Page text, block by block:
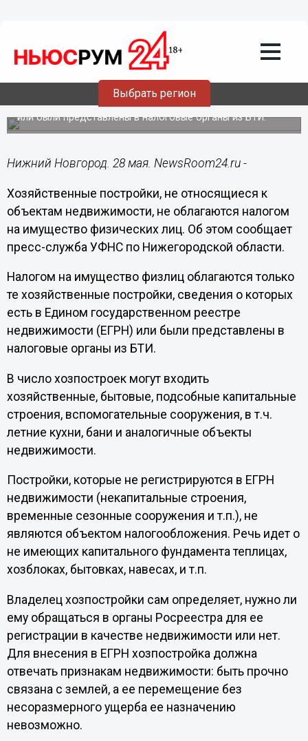
Выбрать регион
объектам недвижимости, не
облагаются налогом на имущество
физлиц
Налогом на имущество физлиц облагаются только те
хозяйственные постройки, сведения о которых есть в
Едином государственном реестре недвижимости (ЕГРН)
или были представлены в налоговые органы из БТИ.
Нижний Новгород. 28 мая. NewsRoom24.ru -
Хозяйственные постройки, не относящиеся к
объектам недвижимости, не облагаются налогом
на имущество физических лиц. Об этом сообщает
пресс-служба УФНС по Нижегородской области.
Налогом на имущество физлиц облагаются только
те хозяйственные постройки, сведения о которых
есть в Едином государственном реестре
недвижимости (ЕГРН) или были представлены в
налоговые органы из БТИ.
В число хозпостроек могут входить
хозяйственные, бытовые, подсобные капитальные
строения, вспомогательные сооружения, в т.ч.
летние кухни, бани и аналогичные объекты
недвижимости.
Постройки, которые не регистрируются в ЕГРН
недвижимости (некапитальные строения,
временные сезонные сооружения и т.п.), не
являются объектом налогообложения. Речь идет о
не имеющих капитального фундамента теплицах,
хозблоках, бытовках, навесах, и т.п.
Владелец хозпостройки сам определяет, нужно ли
ему обращаться в органы Росреестра для ее
регистрации в качестве недвижимости или нет.
Для внесения в ЕГРН хозпостройка должна
отвечать признакам недвижимости: быть прочно
связана с землей, а ее перемещение без
несоразмерного ущерба ее назначению
невозможно.